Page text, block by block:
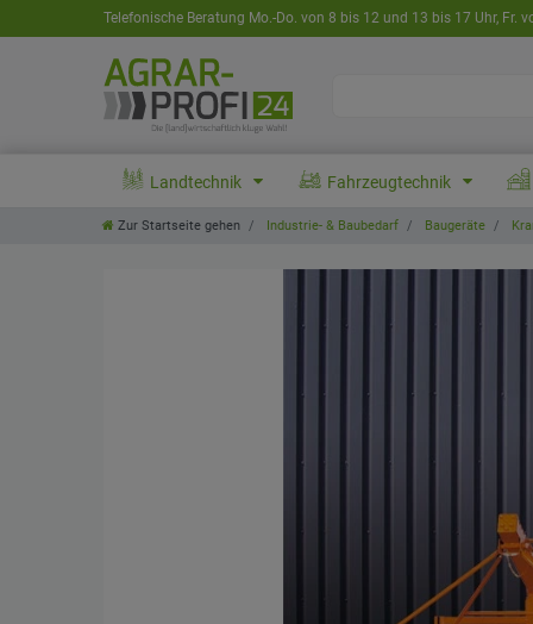
Telefonische Beratung Mo.-Do. von 8 bis 12 und 13 bis 17 Uhr, Fr.
Landtechnik Fahrzeugtechnik
Zur Startseite gehen Industrie- & Baubedarf Baugeräte